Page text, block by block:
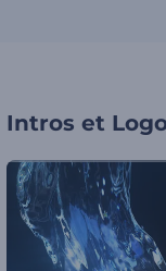
Intros et